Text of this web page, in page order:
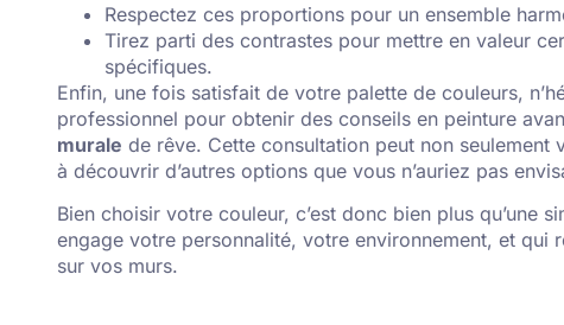
Respectez ces proportions pour un ensemble
Tirez parti des contrastes pour mettre en valeur
spécifiques.
Enfin, une fois satisfait de votre palette de couleurs,
professionnel pour obtenir des conseils en peinture
murale de rêve. Cette consultation peut non
à découvrir d’autres options que vous n’auriez pas
Bien choisir votre couleur, c’est donc bien plus qu’une
engage votre personnalité, votre environnement, et qui
sur vos murs.